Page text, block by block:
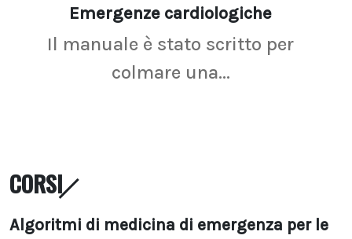
Emergenze cardiologiche
Il manuale è stato scritto per
colmare una...
CORSI
Algoritmi di medicina di emergenza per le